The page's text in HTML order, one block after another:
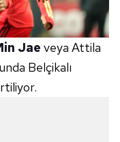
Jae veya Attila
Belçikalı